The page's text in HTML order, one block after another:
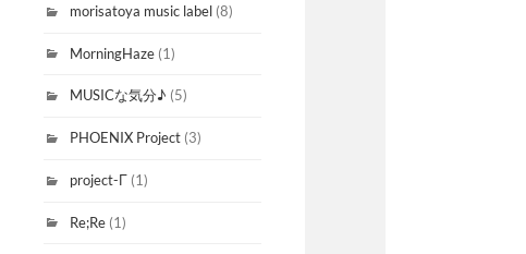
morisatoya music label (8)
MorningHaze (1)
MUSICな気分♪ (5)
PHOENIX Project (3)
project-Γ (1)
Re;Re (1)